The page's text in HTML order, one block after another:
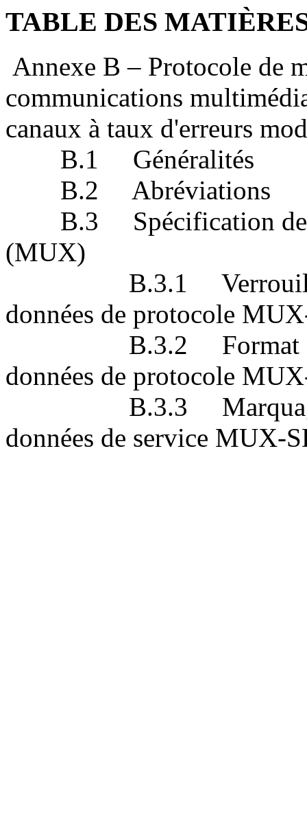
TABLE DES
Annexe B – Protocole de
communications
canaux à taux d'erreurs
B.1 Généralités
B.2 Abréviations
B.3 Spécification de
(MUX)
B.3.1 Verrouillage
données de protocole
B.3.2 Format et
données de protocole
B.3.3 Marquage
données de service MUX-